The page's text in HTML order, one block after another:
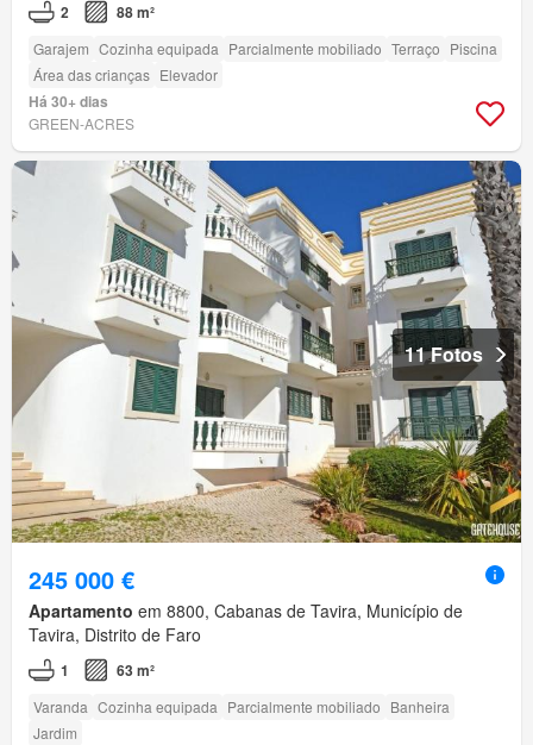
2 88 m²
Garajem Cozinha equipada Parcialmente mobiliado Terraço Piscina
Área das crianças Elevador
Há 30+ dias
GREEN-ACRES
11 Fotos
245 000 €
Apartamento em 8800, Cabanas de Tavira, Município de
Tavira, Distrito de Faro
1 63 m²
Varanda Cozinha equipada Parcialmente mobiliado Banheira
Jardim